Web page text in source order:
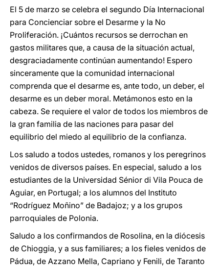
El 5 de marzo se celebra el segundo Día Internacional
para Concienciar sobre el Desarme y la No
Proliferación. ¡Cuántos recursos se derrochan en
gastos militares que, a causa de la situación actual,
desgraciadamente continúan aumentando! Espero
sinceramente que la comunidad internacional
comprenda que el desarme es, ante todo, un deber, el
desarme es un deber moral. Metámonos esto en la
cabeza. Se requiere el valor de todos los miembros de
la gran familia de las naciones para pasar del
equilibrio del miedo al equilibrio de la confianza.
Los saludo a todos ustedes, romanos y los peregrinos
venidos de diversos países. En especial, saludo a los
estudiantes de la Universidad Sénior di Vila Pouca de
Aguiar, en Portugal; a los alumnos del Instituto
“Rodríguez Moñino” de Badajoz; y a los grupos
parroquiales de Polonia.
Saludo a los confirmandos de Rosolina, en la diócesis
de Chioggia, y a sus familiares; a los fieles venidos de
Pádua, de Azzano Mella, Capriano y Fenili, de Taranto